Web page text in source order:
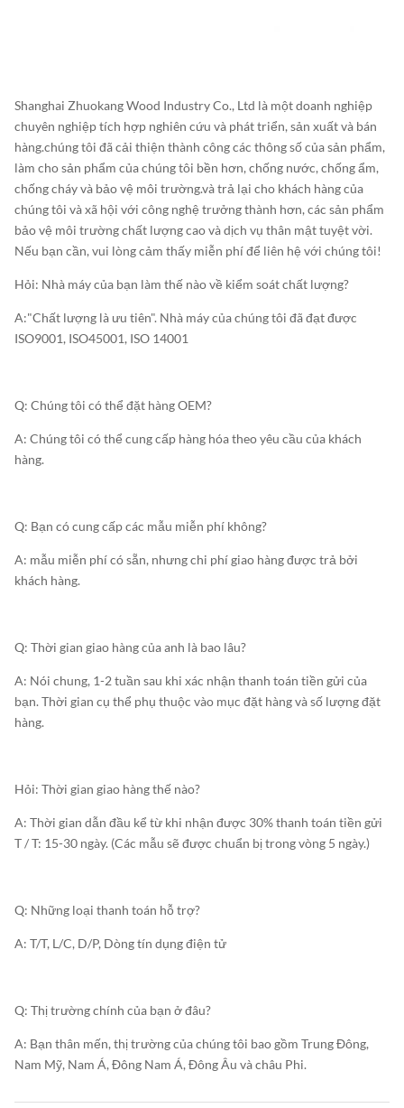
Shanghai Zhuokang Wood Industry Co., Ltd là một doanh nghiệp
chuyên nghiệp tích hợp nghiên cứu và phát triển, sản xuất và bán
hàng.chúng tôi đã cải thiện thành công các thông số của sản phẩm,
làm cho sản phẩm của chúng tôi bền hơn, chống nước, chống ẩm,
chống cháy và bảo vệ môi trường.và trả lại cho khách hàng của
chúng tôi và xã hội với công nghệ trưởng thành hơn, các sản phẩm
bảo vệ môi trường chất lượng cao và dịch vụ thân mật tuyệt vời.
Nếu bạn cần, vui lòng cảm thấy miễn phí để liên hệ với chúng tôi!
Hỏi: Nhà máy của bạn làm thế nào về kiểm soát chất lượng?
A:"Chất lượng là ưu tiên". Nhà máy của chúng tôi đã đạt được
ISO9001, ISO45001, ISO 14001
Q: Chúng tôi có thể đặt hàng OEM?
A: Chúng tôi có thể cung cấp hàng hóa theo yêu cầu của khách
hàng.
Q: Bạn có cung cấp các mẫu miễn phí không?
A: mẫu miễn phí có sẵn, nhưng chi phí giao hàng được trả bởi
khách hàng.
Q: Thời gian giao hàng của anh là bao lâu?
A: Nói chung, 1-2 tuần sau khi xác nhận thanh toán tiền gửi của
bạn. Thời gian cụ thể phụ thuộc vào mục đặt hàng và số lượng đặt
hàng.
Hỏi: Thời gian giao hàng thế nào?
A: Thời gian dẫn đầu kể từ khi nhận được 30% thanh toán tiền gửi
T / T: 15-30 ngày. (Các mẫu sẽ được chuẩn bị trong vòng 5 ngày.)
Q: Những loại thanh toán hỗ trợ?
A: T/T, L/C, D/P, Dòng tín dụng điện tử
Q: Thị trường chính của bạn ở đâu?
A: Bạn thân mến, thị trường của chúng tôi bao gồm Trung Đông,
Nam Mỹ, Nam Á, Đông Nam Á, Đông Âu và châu Phi.